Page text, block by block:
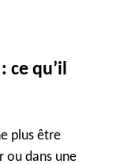
ce qu’il
plus être
ou dans une